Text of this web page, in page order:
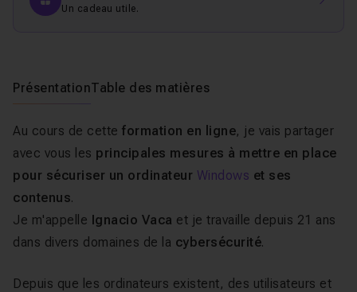
Un cadeau utile.
PrésentationTable des matières
Au cours de cette formation en ligne, je vais partager
avec vous les principales mesures à mettre en place
pour sécuriser un ordinateur Windows et ses
contenus.
Je m'appelle Ignacio Vaca et je travaille depuis 21 ans
dans divers domaines de la cybersécurité.
Depuis que les ordinateurs existent, des utilisateurs et